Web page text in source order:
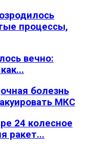
процессы,
вечно:
болезнь
МКС
24 колесное
ракет...